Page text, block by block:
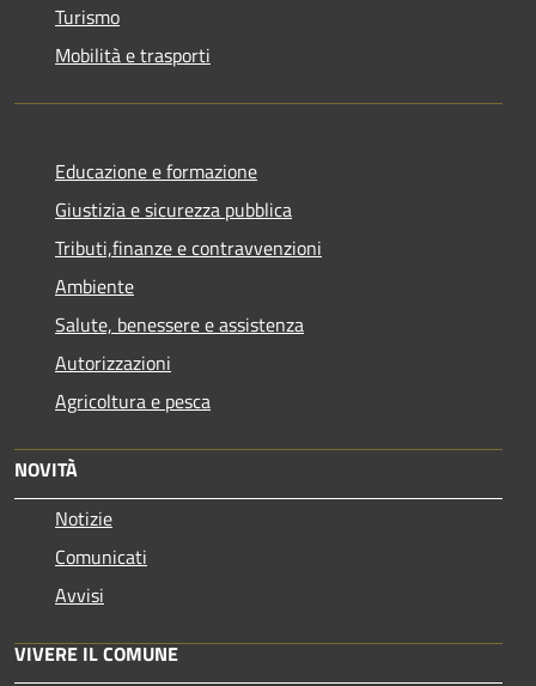
Turismo
Mobilità e trasporti
Educazione e formazione
Giustizia e sicurezza pubblica
Tributi,finanze e contravvenzioni
Ambiente
Salute, benessere e assistenza
Autorizzazioni
Agricoltura e pesca
NOVITÀ
Notizie
Comunicati
Avvisi
VIVERE IL COMUNE